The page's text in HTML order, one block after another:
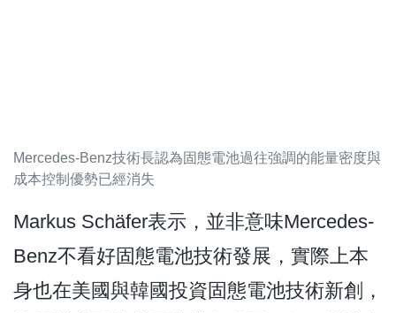
Mercedes-Benz技術長認為固態電池過往強調的能量密度與
成本控制優勢已經消失
Markus Schäfer表示，並非意味Mercedes-
Benz不看好固態電池技術發展，實際上本
身也在美國與韓國投資固態電池技術新創，